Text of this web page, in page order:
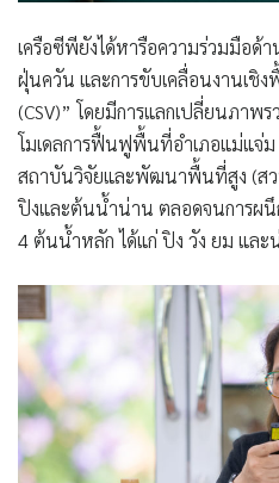
เครือซีพียังได้หารือความร่วมมือ
ฝุ่นควัน และการขับเคลื่อนงานเชิ
(CSV)” โดยมีการแลกเปลี่ยนภา
โมเดลการฟื้นฟูพื้นที่อำเภอแม่แจ่ม
สถาบันวิจัยและพัฒนาพื้นที่สูง (ส
ปิงและต้นน้ำน่าน ตลอดจนการผ
4 ต้นน้ำหลัก ได้แก่ ปิง วัง ยม และ